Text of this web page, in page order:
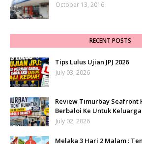
October 13, 2016
RECENT POSTS
Tips Lulus Ujian JPJ 2026
July 03, 2026
Review Timurbay Seafront
Berbaloi Ke Untuk
July 02, 2026
Melaka 3 Hari 2 Malam :